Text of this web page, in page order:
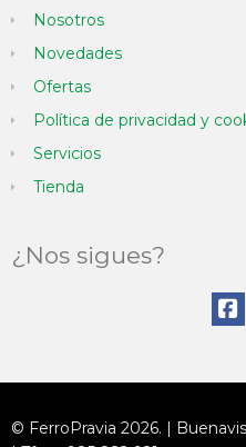
Nosotros
Novedades
Ofertas
Política de privacidad y
Servicios
Tienda
¿Nos sigues?
© FerroPravia 2026. |